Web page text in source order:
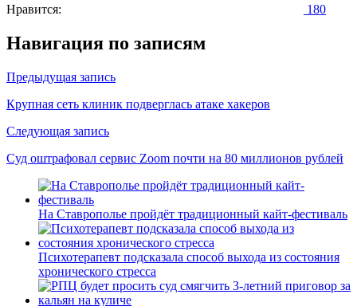
Нравится: 180
Навигация по записям
Предыдущая запись
Крупная сеть клиник подверглась атаке хакеров
Следующая запись
Суд оштрафовал сервис Zoom почти на 80 миллионов рублей
На Ставрополье пройдёт традиционный кайт-фестиваль
Психотерапевт подсказала способ выхода из состояния
хронического стресса